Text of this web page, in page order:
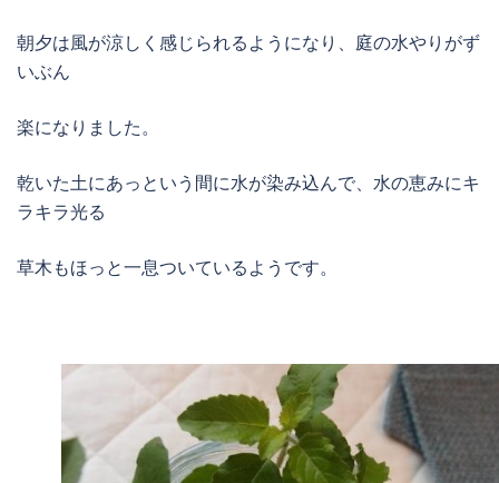
朝夕は風が涼しく感じられるようになり、庭の水やりがず
いぶん
楽になりました。
乾いた土にあっという間に水が染み込んで、水の恵みにキ
ラキラ光る
草木もほっと一息ついているようです。